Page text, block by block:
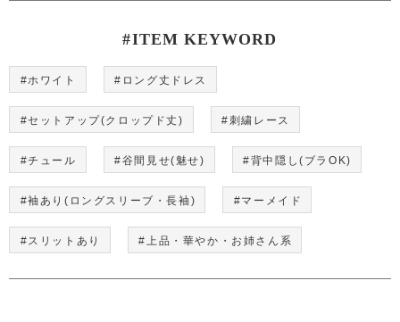
#ITEM KEYWORD
#ホワイト #ロング丈ドレス
#セットアップ(クロップド丈) #刺繍レース
#チュール #谷間見せ(魅せ) #背中隠し(ブラOK)
#袖あり(ロングスリーブ・長袖) #マーメイド
#スリットあり #上品・華やか・お姉さん系